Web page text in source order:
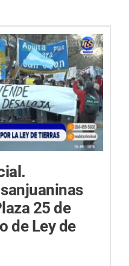
25 de
de Ley de